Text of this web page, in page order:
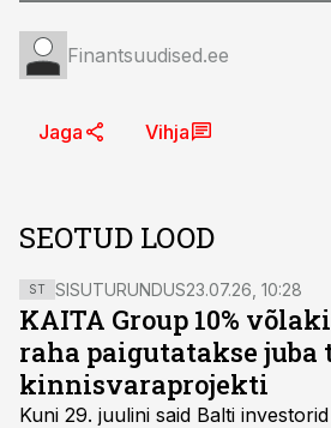
Finantsuudised.ee
Jaga Vihja
SEOTUD LOOD
ST SISUTURUNDUS23.07.26, 10:28
KAITA Group 10%
raha paigutatakse juba
kinnisvaraprojekti
Kuni 29. juulini said Balti